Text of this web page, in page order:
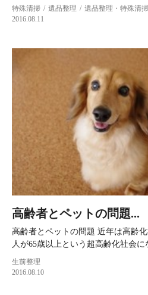
特殊清掃 遺品整理
遺品整理・特殊清掃
2016.08.11
高齢者とペットの問題...
高齢者とペットの問題 近年は高齢
人が65歳以上という超高齢化社会に
生前整理
2016.08.10